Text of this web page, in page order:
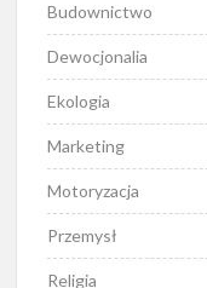
Budownictwo
Dewocjonalia
Ekologia
Marketing
Motoryzacja
Przemysł
Religia